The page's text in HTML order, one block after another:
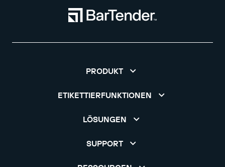
PRODUKT
ETIKETTIERFUNKTIONEN
LÖSUNGEN
SUPPORT